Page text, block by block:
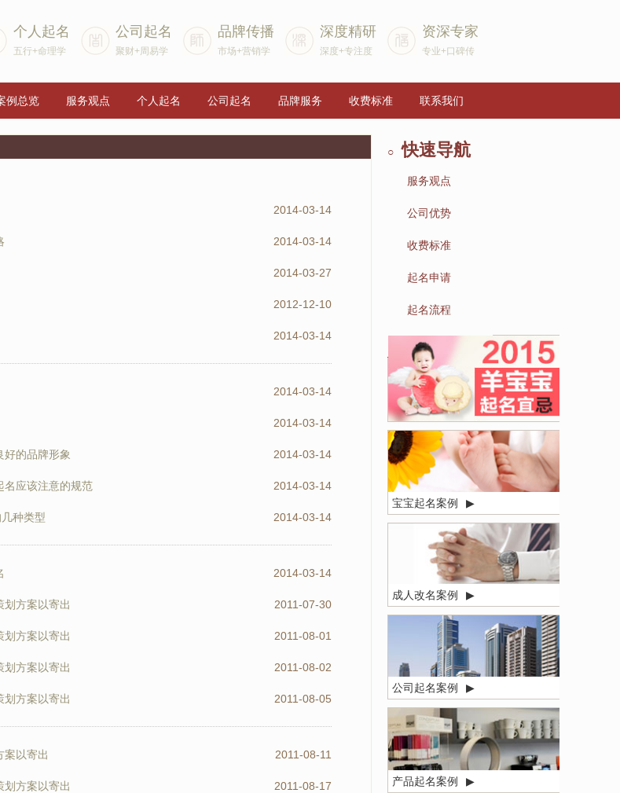
个人起名
五行+命理学
公司起名
聚财+周易学
品牌传播
市场+营销学
深度精研
深度+专注度
资深专家
专业+口碑传
例总览 服务观点 个人起名 公司起名 品牌服务 收费标准 联系我们
2014-03-14
2014-03-14
2014-03-27
2012-12-10
2014-03-14
2014-03-14
2014-03-14
2014-03-14
好的品牌形象
2014-03-14
名应该注意的规范
2014-03-14
种类型
2014-03-14
2011-07-30
划方案以寄出
2011-08-01
划方案以寄出
2011-08-02
划方案以寄出
2011-08-05
划方案以寄出
2011-08-11
案以寄出
2011-08-17
划方案以寄出
○ 快速导航
服务观点
▶
公司优势
▶
收费标准
▶
起名申请
▶
起名流程
▶
宝宝起名案例 ▶
成人改名案例 ▶
公司起名案例 ▶
产品起名案例 ▶